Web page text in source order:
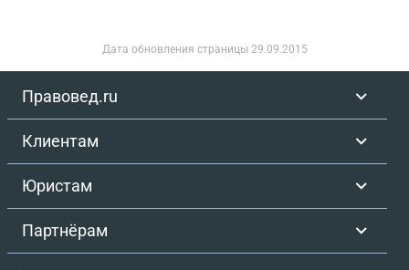
Дата обновления страницы 29.09.2015
Правовед.ru
Клиентам
Юристам
Партнёрам